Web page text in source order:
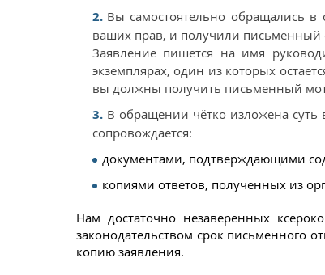
Вы самостоятельно обращались в
ваших прав, и получили письменный
Заявление пишется на имя
экземплярах, один из которых
вы должны получить письменный
В обращении чётко изложена
сопровождается:
документами, подтверждающими
копиями ответов, полученных из
Нам достаточно незаверенных
законодательством срок письменного
копию заявления.